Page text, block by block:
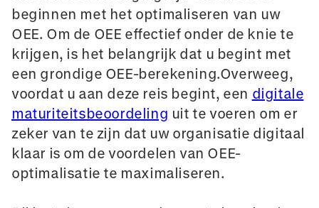
beginnen met het optimaliseren van uw
OEE. Om de OEE effectief onder de knie te
krijgen, is het belangrijk dat u begint met
een grondige OEE-berekening.Overweeg,
voordat u aan deze reis begint, een digitale
maturiteitsbeoordeling uit te voeren om er
zeker van te zijn dat uw organisatie digitaal
klaar is om de voordelen van OEE-
optimalisatie te maximaliseren.